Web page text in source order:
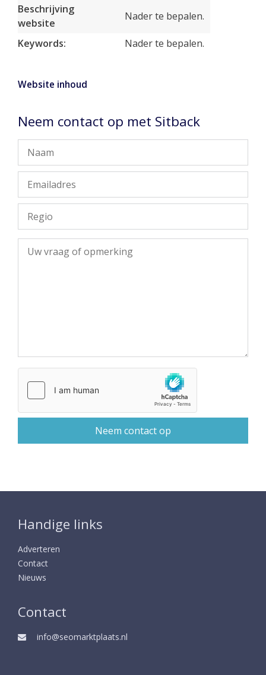
Beschrijving
website
Nader te bepalen.
Keywords: Nader te bepalen.
Website inhoud
Neem contact op met Sitback
Handige links
Adverteren
Contact
Nieuws
Contact
info@seomarktplaats.nl